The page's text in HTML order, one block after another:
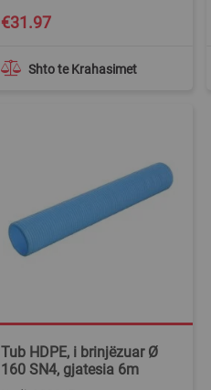
Shto te Krahasimet
€31.97
Tub HDPE, i brinjëzuar Ø
160 SN4, gjatesia 6m